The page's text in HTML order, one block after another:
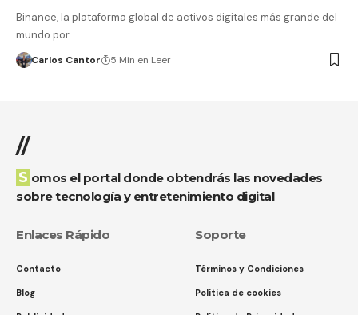
Binance, la plataforma global de activos digitales más grande del
mundo por…
Carlos Cantor 5 Min en Leer
//
Somos el portal donde obtendrás las novedades
sobre tecnología y entretenimiento digital
Enlaces Rápido
Contacto
Blog
Soporte
Términos y Condiciones
Política de cookies